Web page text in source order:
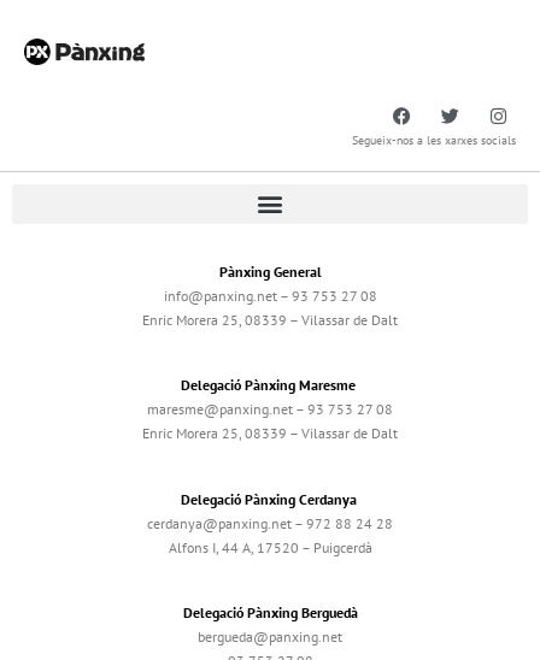
Segueix-nos a les xarxes socials
Pànxing General
info@panxing.net – 93 753 27 08
Enric Morera 25, 08339 – Vilassar de Dalt
Delegació Pànxing Maresme
maresme@panxing.net – 93 753 27 08
Enric Morera 25, 08339 – Vilassar de Dalt
Delegació Pànxing Cerdanya
cerdanya@panxing.net – 972 88 24 28
Alfons I, 44 A, 17520 – Puigcerdà
Delegació Pànxing Berguedà
bergueda@panxing.net